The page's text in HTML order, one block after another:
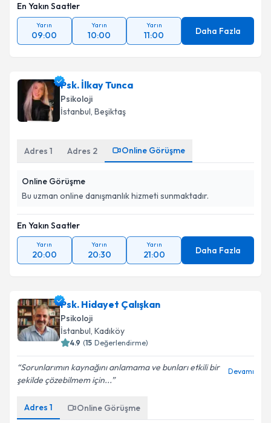
En Yakın Saatler
Yarın
09:00
Yarın
10:00
Yarın
11:00 Daha Fazla
Psk. İlkay Tunca
Psikoloji
İstanbul, Beşiktaş
Adres 1 Adres 2 Online Görüşme
Online Görüşme
Bu uzman online danışmanlık hizmeti sunmaktadır.
En Yakın Saatler
Yarın
20:00
Yarın
20:30
Yarın
21:00 Daha Fazla
Psk. Hidayet Çalışkan
Psikoloji
İstanbul, Kadıköy
4.9 (15 Değerlendirme)
Sorunlarımın kaynağını anlamama ve bunları etkili bir
şekilde çözebilmem için...
Devamı
Adres 1 Online Görüşme